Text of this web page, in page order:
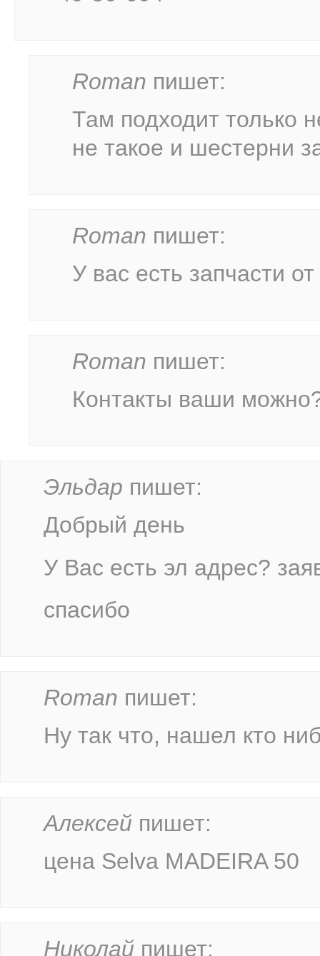
Roman пишет:
Там подходит только
не такое и шестерни
Roman пишет:
У вас есть запчасти
Roman пишет:
Контакты ваши
Эльдар пишет:
Добрый день
У Вас есть эл адрес?
спасибо
Roman пишет:
Ну так что, нашел кто
Алексей пишет:
цена Selva MADEIRA 50
Николай пишет: